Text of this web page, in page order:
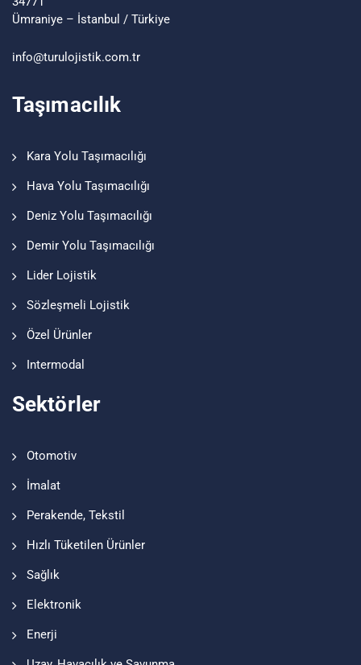
Ümraniye – İstanbul / Türkiye
info@turu lojistik.com.tr
Taşımacılık
Kara Yolu Taşımacılığı
Hava Yolu Taşımacılığı
Deniz Yolu Taşımacılığı
Demir Yolu Taşımacılığı
Lider Lojistik
Sözleşmeli Lojistik
Özel Ürünler
Intermodal
Sektörler
Otomotiv
İmalat
Perakende, Tekstil
Hızlı Tüketilen Ürünler
Sağlık
Elektronik
Enerji